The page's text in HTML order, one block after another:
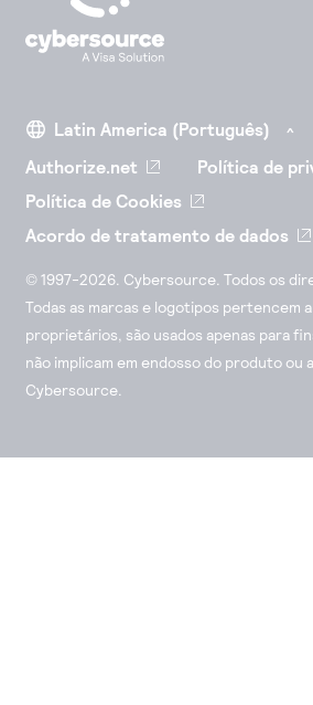
Authorize.net
Política de
Política de Cookies
Acordo de tratamento de dados
© 1997-2026. Cybersource. Todos os
Todas as marcas e logotipos pertencem
proprietários, são usados apenas para
não implicam em endosso do produto ou
Cybersource.